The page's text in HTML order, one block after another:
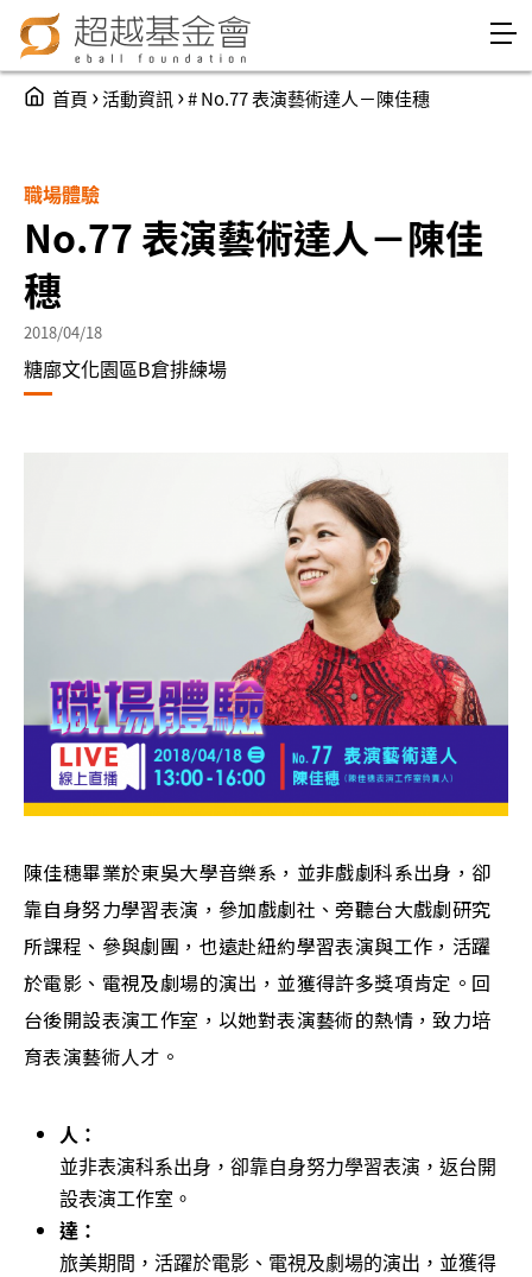
Jump to Navigation
Jump to Main content
You are here
首頁 ›活動資訊 ›# No.77 表演藝術達人－陳佳穗
職場體驗
No.77 表演藝術達人－陳佳
穗
2018/04/18
糖廍文化園區B倉排練場
陳佳穗畢業於東吳大學音樂系，並非戲劇科系出身，卻
靠自身努力學習表演，參加戲劇社、旁聽台大戲劇研究
所課程、參與劇團，也遠赴紐約學習表演與工作，活躍
於電影、電視及劇場的演出，並獲得許多獎項肯定。回
台後開設表演工作室，以她對表演藝術的熱情，致力培
育表演藝術人才。
人：
並非表演科系出身，卻靠自身努力學習表演，返台開
設表演工作室。
達：
旅美期間，活躍於電影、電視及劇場的演出，並獲得